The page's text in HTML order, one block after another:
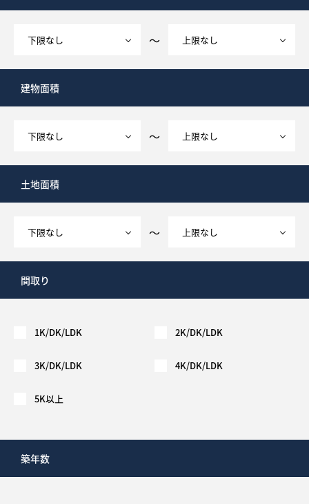
～
建物面積
～
土地面積
～
間取り
1K/DK/LDK 2K/DK/LDK
3K/DK/LDK 4K/DK/LDK
5K以上
築年数